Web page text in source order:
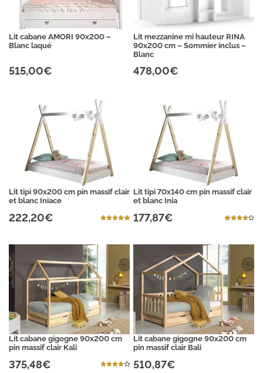
Lit cabane AMORI 90x200 –
Blanc laqué
515,00€
Lit mezzanine mi hauteur RINA
90x200 cm – Sommier inclus –
Blanc
478,00€
Lit tipi 90x200 cm pin massif clair
et blanc Iniace
222,20€
Lit tipi 70x140 cm pin massif clair
et blanc Inia
177,87€
Lit cabane gigogne 90x200 cm
pin massif clair Kali
375,48€
Lit cabane gigogne 90x200 cm
pin massif clair Bali
510,87€